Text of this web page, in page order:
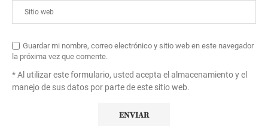
Guardar mi nombre, correo electrónico y sitio web en este navegador
la próxima vez que comente.
* Al utilizar este formulario, usted acepta el almacenamiento y el
manejo de sus datos por parte de este sitio web.